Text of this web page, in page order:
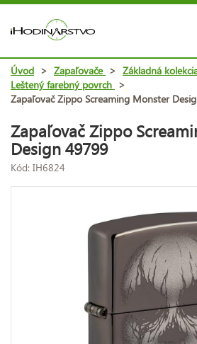
Úvod > Zapaľovače > Základná
Leštený farebný povrch >
Zapaľovač Zippo Screaming Monster
Zapaľovač Zippo
Design 49799
Kód: IH6824